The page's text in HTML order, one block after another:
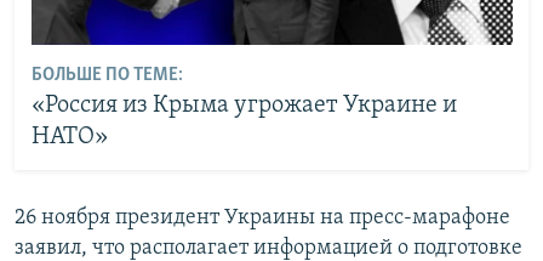
БОЛЬШЕ ПО ТЕМЕ:
«Россия из Крыма угрожает Украине и
НАТО»
26 ноября президент Украины на пресс-марафоне
заявил, что располагает информацией о подготовке